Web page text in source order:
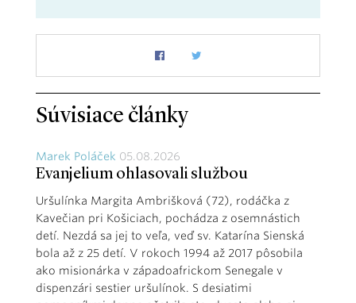
Súvisiace články
Marek Poláček 05.08.2026
Evanjelium ohlasovali službou
Uršulínka Margita Ambrišková (72), rodáčka z
Kavečian pri Košiciach, pochádza z osemnástich
detí. Nezdá sa jej to veľa, veď sv. Katarína Sienská
bola až z 25 detí. V rokoch 1994 až 2017 pôsobila
ako misionárka v západoafrickom Senegale v
dispenzári sestier uršulínok. S desiatimi